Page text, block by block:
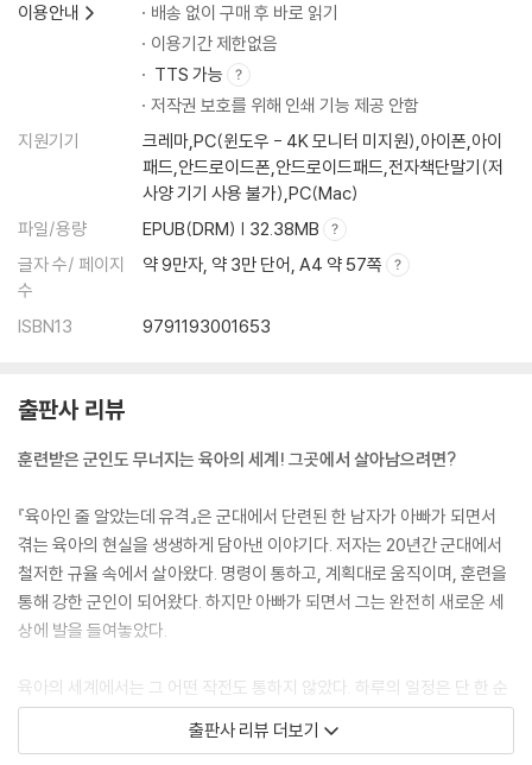
이용안내
배송 없이 구매 후 바로 읽기
이용기간 제한없음
TTS 가능
저작권 보호를 위해 인쇄 기능 제공 안함
지원기기
크레마,PC(윈도우 - 4K 모니터 미지원),아이폰,아이
패드,안드로이드폰,안드로이드패드,전자책단말기(저
사양 기기 사용 불가),PC(Mac)
파일/용량
EPUB(DRM) | 32.38MB
글자 수/ 페이지
수
약 9만자, 약 3만 단어, A4 약 57쪽
ISBN13 9791193001653
출판사 리뷰
훈련받은 군인도 무너지는 육아의 세계! 그곳에서 살아남으려면?
『육아인 줄 알았는데 유격』은 군대에서 단련된 한 남자가 아빠가 되면서
겪는 육아의 현실을 생생하게 담아낸 이야기다. 저자는 20년간 군대에서
철저한 규율 속에서 살아왔다. 명령이 통하고, 계획대로 움직이며, 훈련을
통해 강한 군인이 되어왔다. 하지만 아빠가 되면서 그는 완전히 새로운 세
상에 발을 들여놓았다.
육아의 세계에서는 그 어떤 작전도 통하지 않았다. 하루의 일정은 단 한 순
간도 계획대로 흘러가지 않았고, 아무리 논리적으로 설명해도 아이는 고개
를 저으며 자기 뜻을 관철했다. 처음에는 힘으로 통제하려 했지만, 그럴수
출판사 리뷰 더보기